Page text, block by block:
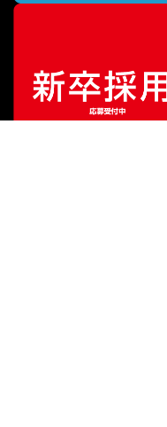
販売価格¥ 8,030（税込）
¥6,380（税込）